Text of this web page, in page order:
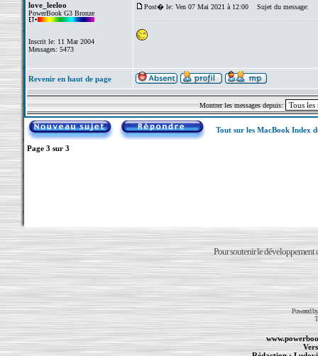
love_leeloo
PowerBook G3 Bronze
Inscrit le: 11 Mar 2004
Messages: 5473
Post� le: Ven 07 Mai 2021 à 12:00 Sujet du message:
Revenir en haut de page
Montrer les messages depuis:
Tout sur les MacBook Index
Page 3 sur 3
Pour soutenir le développement
Powered